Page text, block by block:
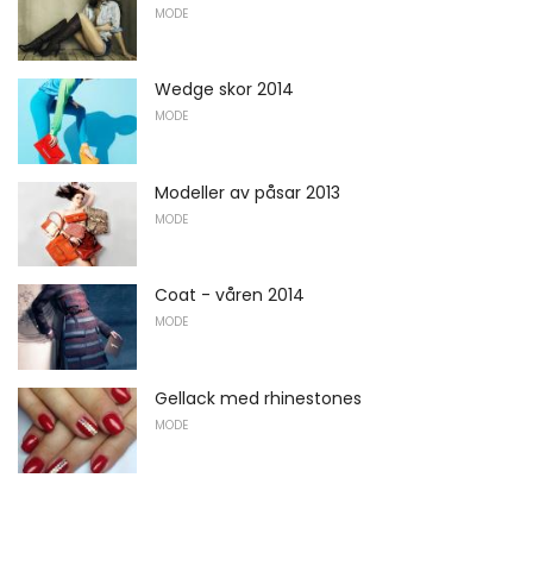
MODE
Wedge skor 2014
MODE
Modeller av påsar 2013
MODE
Coat - våren 2014
MODE
Gellack med rhinestones
MODE